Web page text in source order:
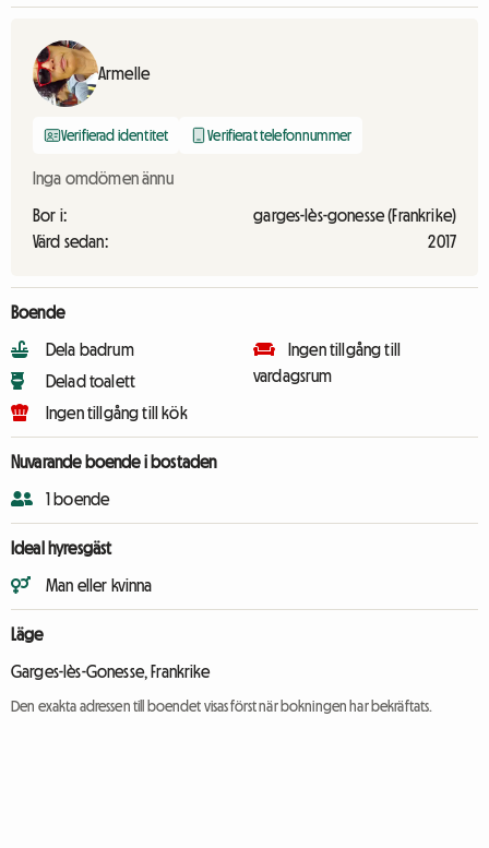
Armelle
Verifierad identitet Verifierat telefonnummer
Inga omdömen ännu
Bor i:
garges-lès-gonesse (Frankrike)
Värd sedan:
2017
Boende
Dela badrum
Delad toalett
Ingen tillgång till kök
Ingen tillgång till
vardagsrum
Nuvarande boende i bostaden
1 boende
Ideal hyresgäst
Man eller kvinna
Läge
Garges-lès-Gonesse, Frankrike
Den exakta adressen till boendet visas först när bokningen har bekräftats.